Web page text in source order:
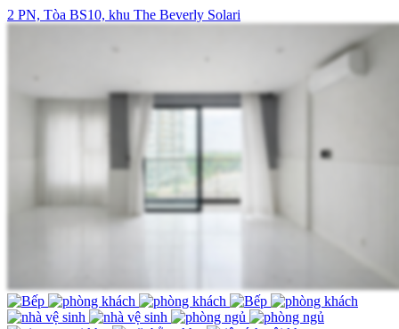
2 PN, Tòa BS10, khu The Beverly Solari